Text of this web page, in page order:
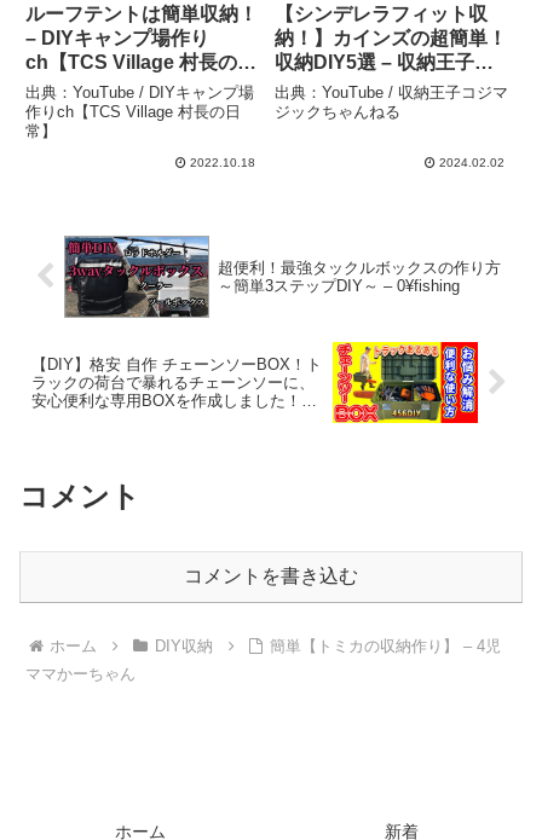
ルーフテントは簡単収納！
– DIYキャンプ場作り
ch【TCS Village 村長の日
常】
出典：YouTube / DIYキャンプ場
作りch【TCS Village 村長の日
常】
2022.10.18
【シンデレラフィット収
納！】カインズの超簡単！
収納DIY5選 – 収納王子コ
ジマジックちゃんねる
出典：YouTube / 収納王子コジマ
ジックちゃんねる
2024.02.02
超便利！最強タックルボックスの作り方
～簡単3ステップDIY～ – 0¥fishing
【DIY】格安 自作 チェーンソーBOX！ト
ラックの荷台で暴れるチェーンソーに、
安心便利な専用BOXを作成しました！持
コメント
コメントを書き込む
ホーム DIY収納
簡単【トミカの収納作り】 – 4児
ママかーちゃん
ホーム 新着